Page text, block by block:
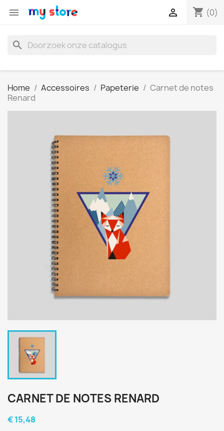
 shopping_cart (0)

search
Home Accessoires Papeterie
Carnet de notes
Renard
CARNET DE NOTES RENARD
€ 15,48